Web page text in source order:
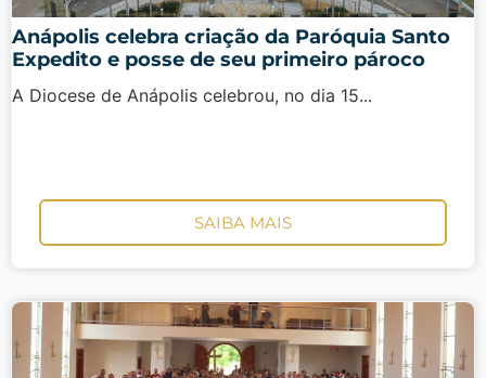
Anápolis celebra criação da Paróquia Santo
Expedito e posse de seu primeiro pároco
A Diocese de Anápolis celebrou, no dia 15...
SAIBA MAIS